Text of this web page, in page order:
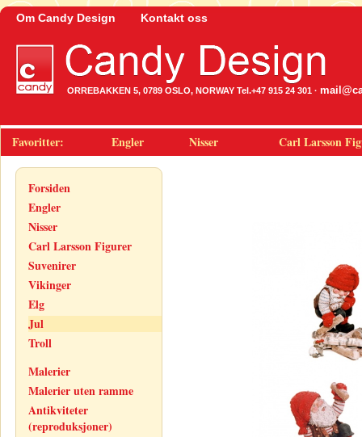
Om Candy Design Kontakt oss
ORREBAKKEN 5, 0789 OSLO, NORWAY Tel.+47 915 24 301 ·
Favoritter: Engler Nisser Carl Larsson
Forsiden
Engler
Nisser
Carl Larsson Figurer
Suvenirer
Vikinger
Elg
Jul
Troll
Malerier
Malerier uten ramme
Antikviteter
(reproduksjoner)